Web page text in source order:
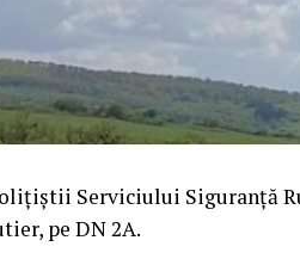
Serviciului Siguranță
pe DN 2A.